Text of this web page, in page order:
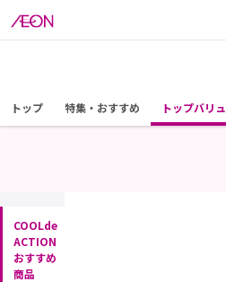
トップ 特集・おすすめ トップバリュ
COOLde
ACTION
おすすめ
商品